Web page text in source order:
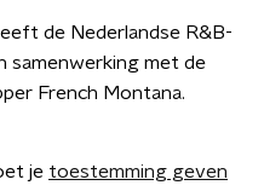
de Nederlandse R&B-
samenwerking met de
French Montana.
je toestemming geven